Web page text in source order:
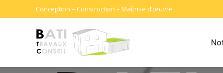
Conception – Construction – Maîtrise d’œuvre